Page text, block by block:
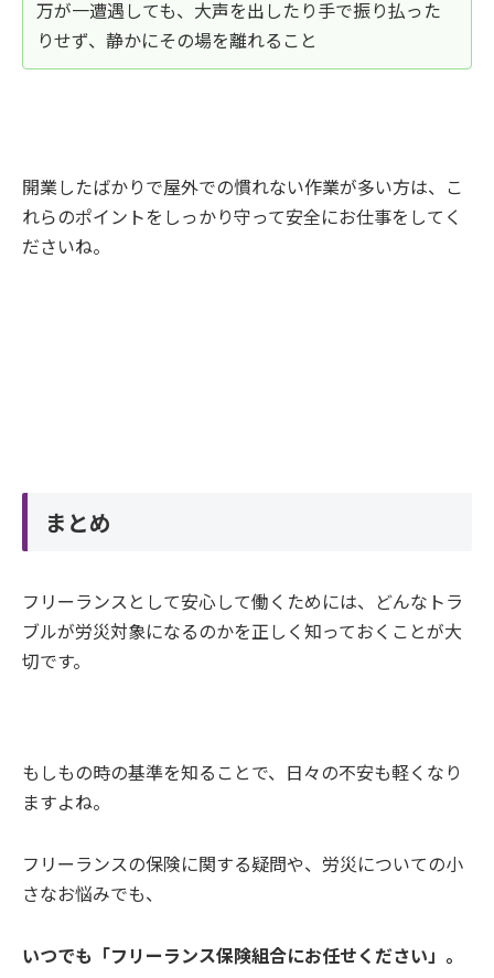
万が一遭遇しても、大声を出したり手で振り払った
りせず、静かにその場を離れること
開業したばかりで屋外での慣れない作業が多い方は、こ
れらのポイントをしっかり守って安全にお仕事をしてく
ださいね。
まとめ
フリーランスとして安心して働くためには、どんなトラ
ブルが労災対象になるのかを正しく知っておくことが大
切です。
もしもの時の基準を知ることで、日々の不安も軽くなり
ますよね。
フリーランスの保険に関する疑問や、労災についての小
さなお悩みでも、
いつでも「フリーランス保険組合にお任せください」。